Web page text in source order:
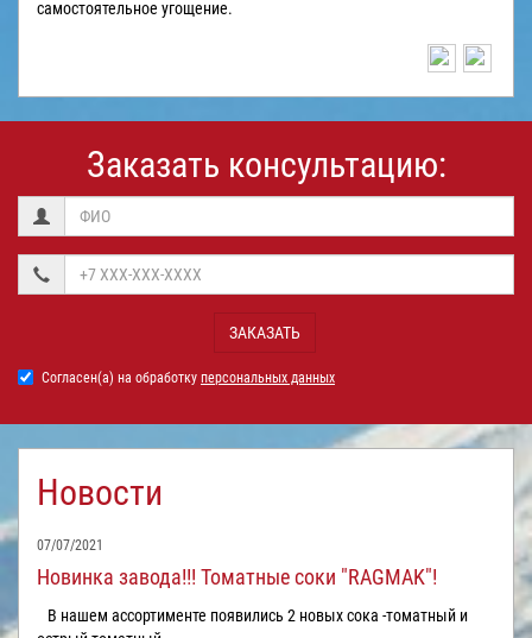
самостоятельное угощение.
Заказать консультацию:
ЗАКАЗАТЬ
Согласен(а) на обработку персональных данных
Новости
07/07/2021
Новинка завода!!! Томатные соки "RAGMAK"!
В нашем ассортименте появились 2 новых сока -томатный и